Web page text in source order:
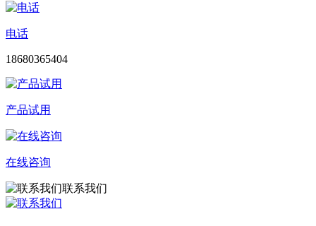
电话
18680365404
产品试用
在线咨询
联系我们